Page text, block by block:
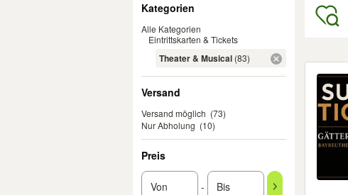
Kategorien
Alle Kategorien
Eintrittskarten & Tickets
Theater & Musical (83)
Versand
Versand möglich (73)
Nur Abholung (10)
Preis
-